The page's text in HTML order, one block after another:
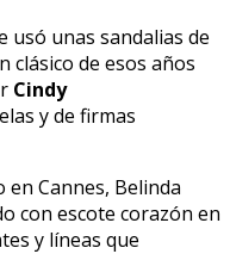
usó unas sandalias de
clásico de esos años
Cindy
y de firmas
Cannes, Belinda
con escote corazón en
y líneas que